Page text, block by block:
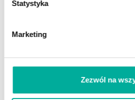
Statystyka
Marketing
Zezwól na
Wyrażam zgodę na przetwarzanie przez eFaktor S.A.
końcowych(rozwiń)